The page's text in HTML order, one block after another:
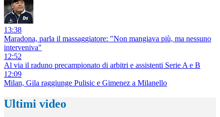
13:38
Maradona, parla il massaggiatore: "Non mangiava più, ma nessuno
interveniva"
12:52
Al via il raduno precampionato di arbitri e assistenti Serie A e B
12:09
Milan, Gila raggiunge Pulisic e Gimenez a Milanello
Ultimi video